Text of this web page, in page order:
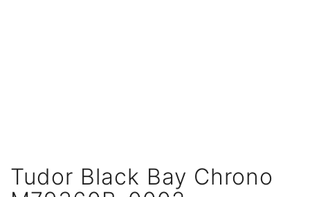
Tudor Black Bay Chrono